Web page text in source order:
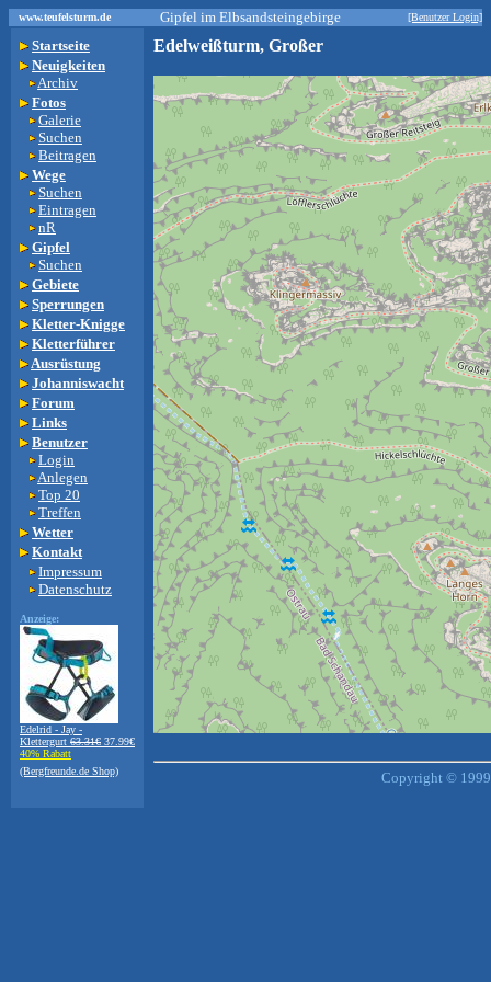
www.teufelsturm.de Gipfel im Elbsandsteingebirge [Benutzer Login]
Startseite
Neuigkeiten
Archiv
Fotos
Galerie
Suchen
Beitragen
Wege
Suchen
Eintragen
nR
Gipfel
Suchen
Gebiete
Sperrungen
Kletter-Knigge
Kletterführer
Ausrüstung
Johanniswacht
Forum
Links
Benutzer
Login
Anlegen
Top 20
Treffen
Wetter
Kontakt
Impressum
Datenschutz
Anzeige:
Edelrid - Jay -
Klettergurt 63.31€ 37.99€
40% Rabatt
(Bergfreunde.de Shop)
Edelweißturm, Großer
⇧
Copyright ©